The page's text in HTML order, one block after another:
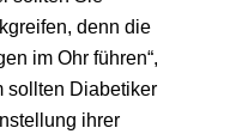
denn die
im Ohr führen“,
sollten Diabetiker
ihrer